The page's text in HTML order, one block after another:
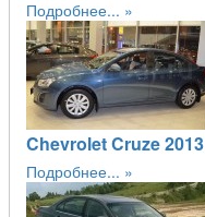
Подробнее...
Chevrolet Cruze 2013
Подробнее...